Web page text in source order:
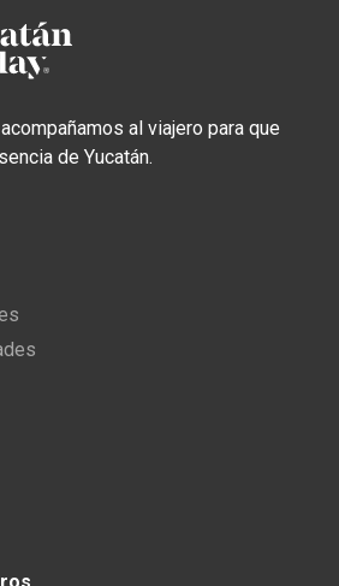
acompañamos al viajero para que
de Yucatán.